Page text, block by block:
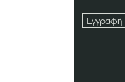
Εγγραφή